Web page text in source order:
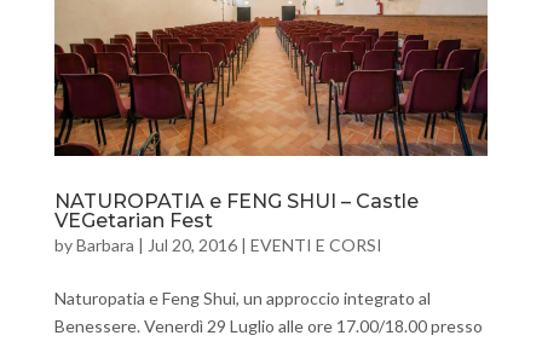
NATUROPATIA e FENG SHUI – Castle
VEGetarian Fest
byBarbara | Jul 20, 2016| EVENTI E CORSI
Naturopatia e Feng Shui, un approccio integrato al
Benessere. Venerdì 29 Luglio alle ore 17.00/18.00 presso